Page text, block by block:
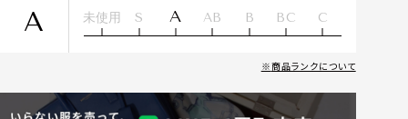
A 未使用 S A AB B BC C
商品ランクについて